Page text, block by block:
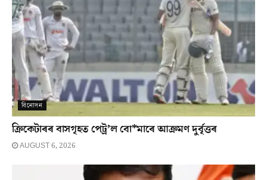
বিনোদন
ক্ৰিকেটাৰৰ বাসগৃহত পেট্ৰ’ল বো*মাৰে আক্ৰমণ দুৰ্বৃত্তৰ
AUGUST 6, 2026